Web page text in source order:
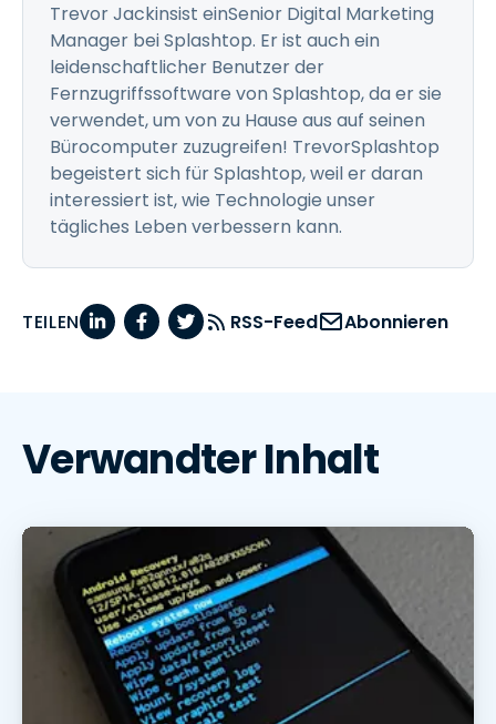
Trevor Jackinsist einSenior Digital Marketing
Manager bei Splashtop. Er ist auch ein
leidenschaftlicher Benutzer der
Fernzugriffssoftware von Splashtop, da er sie
verwendet, um von zu Hause aus auf seinen
Bürocomputer zuzugreifen! TrevorSplashtop
begeistert sich für Splashtop, weil er daran
interessiert ist, wie Technologie unser
tägliches Leben verbessern kann.
TEILEN RSS-Feed Abonnieren
Verwandter Inhalt